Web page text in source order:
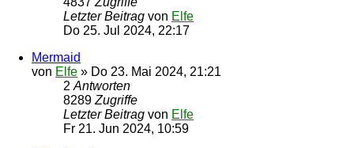
Letzter Beitrag von Elfe
Do 25. Jul 2024, 22:17
Mermaid
von Elfe » Do 23. Mai 2024, 21:21
2 Antworten
8289 Zugriffe
Letzter Beitrag von Elfe
Fr 21. Jun 2024, 10:59